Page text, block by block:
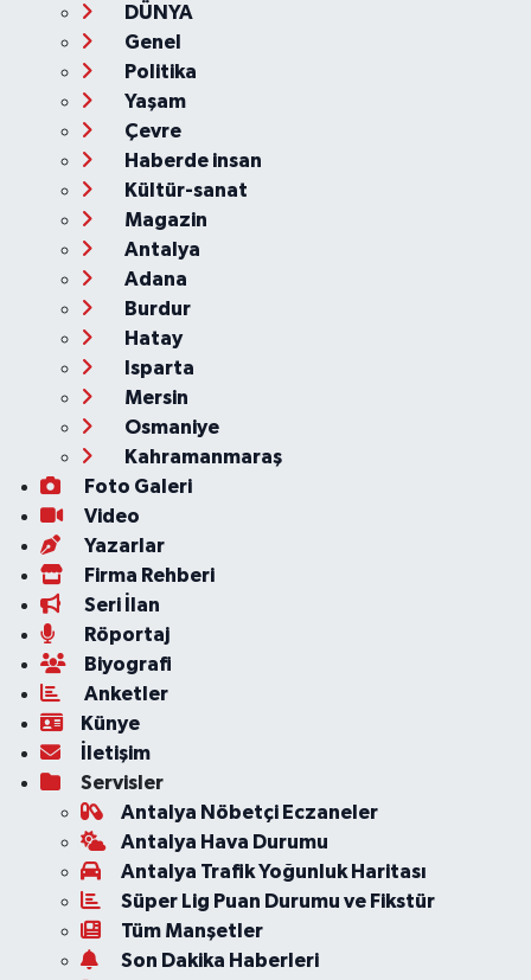
DÜNYA
Genel
Politika
Yaşam
Çevre
Haberde insan
Kültür-sanat
Magazin
Antalya
Adana
Burdur
Hatay
Isparta
Mersin
Osmaniye
Kahramanmaraş
Foto Galeri
Video
Yazarlar
Firma Rehberi
Seri İlan
Röportaj
Biyografi
Anketler
Künye
İletişim
Servisler
Antalya Nöbetçi Eczaneler
Antalya Hava Durumu
Antalya Trafik Yoğunluk Haritası
Süper Lig Puan Durumu ve Fikstür
Tüm Manşetler
Son Dakika Haberleri